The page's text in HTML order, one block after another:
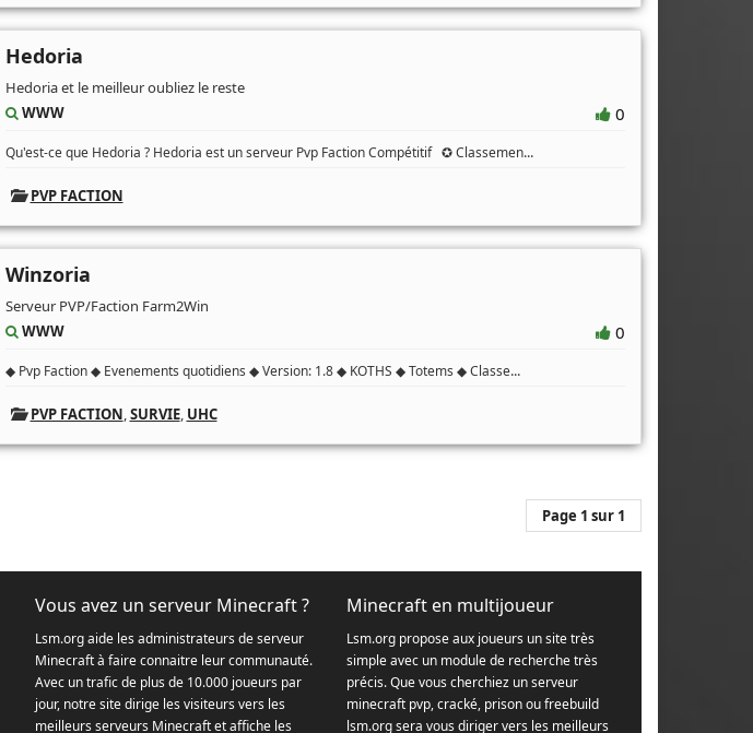
Hedoria
Hedoria et le meilleur oubliez le reste
WWW
0
Qu'est-ce que Hedoria ? Hedoria est un serveur Pvp Faction Compétitif ✪ Classemen...
PVP FACTION
Winzoria
Serveur PVP/Faction Farm2Win
WWW
0
◆ Pvp Faction ◆ Evenements quotidiens ◆ Version: 1.8 ◆ KOTHS ◆ Totems ◆ Classe...
PVP FACTION,SURVIE, UHC
Page 1 sur 1
Vous avez un serveur Minecraft ?
Lsm.org aide les administrateurs de serveur
Minecraft à faire connaitre leur communauté.
Avec un trafic de plus de 10.000 joueurs par
jour, notre site dirige les visiteurs vers les
meilleurs serveurs Minecraft et affiche les
Minecraft en multijoueur
Lsm.org propose aux joueurs un site très
simple avec un module de recherche très
précis. Que vous cherchiez un serveur
minecraft pvp, cracké, prison ou freebuild
lsm.org sera vous diriger vers les meilleurs